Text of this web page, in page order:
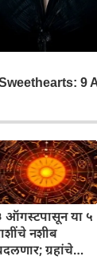
ऑगस्टपासून या ५
नशीब
ग्रहांचे